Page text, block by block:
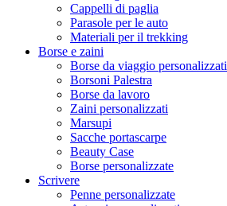
Cappelli di paglia
Parasole per le auto
Materiali per il trekking
Borse e zaini
Borse da viaggio personalizzati
Borsoni Palestra
Borse da lavoro
Zaini personalizzati
Marsupi
Sacche portascarpe
Beauty Case
Borse personalizzate
Scrivere
Penne personalizzate